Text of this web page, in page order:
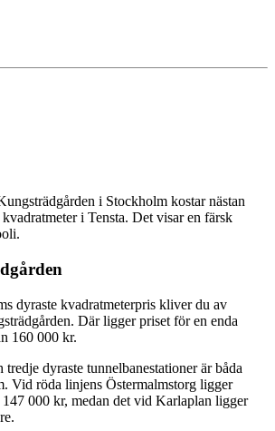
i Stockholm kostar nästan
i Tensta. Det visar en färsk
dyraste kvadratmeterpris kliver du av
Där ligger priset för en enda
160 000 kr.
tredje dyraste tunnelbanestationer är båda
Vid röda linjens Östermalmstorg ligger
000 kr, medan det vid Karlaplan ligger